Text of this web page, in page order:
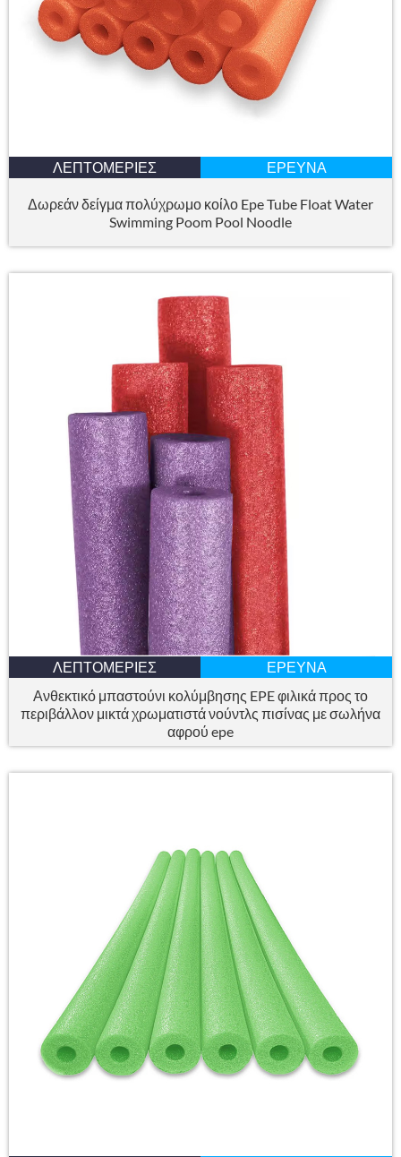
ΛΕΠΤΟΜΈΡΙΕΣ ΈΡΕΥΝΑ
Δωρεάν δείγμα πολύχρωμο κοίλο Epe Tube Float Water
Swimming Poom Pool Noodle
ΛΕΠΤΟΜΈΡΙΕΣ
ΈΡΕΥΝΑ
Ανθεκτικό μπαστούνι κολύμβησης EPE φιλικά προς το
περιβάλλον μικτά χρωματιστά νούντλς πισίνας με σωλήνα
αφρού epe